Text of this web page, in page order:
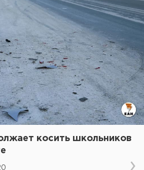
косить школьников